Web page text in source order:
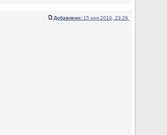
Добавлено: 15 ноя 2010, 23:26